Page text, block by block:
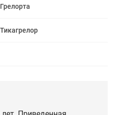
Грелорта
Тикагрелор